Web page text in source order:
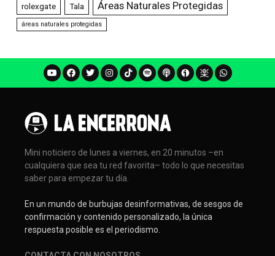
rolexgate Tala Áreas Naturales Protegidas
áreas naturales protegidas
Mini noticiero de lunes a viernes, en 20 minutos –en
cualquiera que sea tu red favorita– todo lo que necesitas
saber para empezar tu día.
En un mundo de burbujas desinformativas, de sesgos de
confirmación y contenido personalizado, la única
respuesta posible es el periodismo.